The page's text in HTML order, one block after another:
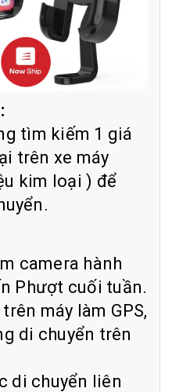
tìm kiếm 1 giá
trên xe máy
kim loại ) để
camera hành
Phượt cuối tuần.
máy làm GPS,
di chuyển trên
di chuyển liên